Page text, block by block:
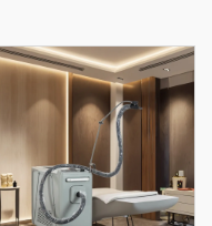
frekvencah,
dvigovanje obraza,
napenjanje kože in
modeliranje telesa